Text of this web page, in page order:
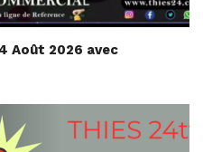
Août 2026 avec